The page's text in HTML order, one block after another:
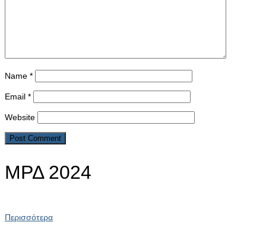
Name *
Email *
Website
ΜΡΔ 2024
Περισσότερα